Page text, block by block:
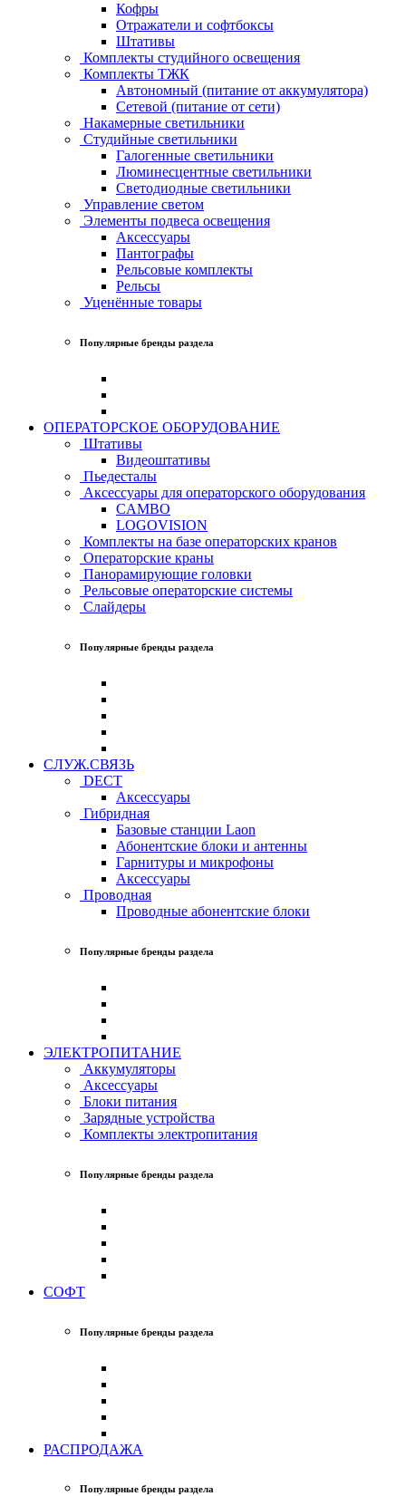
Кофры
Отражатели и софтбоксы
Штативы
Комплекты студийного освещения
Комплекты ТЖК
Автономный (питание от аккумулятора)
Сетевой (питание от сети)
Накамерные светильники
Студийные светильники
Галогенные светильники
Люминесцентные светильники
Светодиодные светильники
Управление светом
Элементы подвеса освещения
Аксессуары
Пантографы
Рельсовые комплекты
Рельсы
Уценённые товары
Популярные бренды раздела
ОПЕРАТОРСКОЕ ОБОРУДОВАНИЕ
Штативы
Видеоштативы
Пьедесталы
Аксессуары для операторского оборудования
CAMBO
LOGOVISION
Комплекты на базе операторских кранов
Операторские краны
Панорамирующие головки
Рельсовые операторские системы
Слайдеры
Популярные бренды раздела
СЛУЖ.СВЯЗЬ
DECT
Аксессуары
Гибридная
Базовые станции Laon
Абонентские блоки и антенны
Гарнитуры и микрофоны
Аксессуары
Проводная
Проводные абонентские блоки
Популярные бренды раздела
ЭЛЕКТРОПИТАНИЕ
Аккумуляторы
Аксессуары
Блоки питания
Зарядные устройства
Комплекты электропитания
Популярные бренды раздела
СОФТ
Популярные бренды раздела
РАСПРОДАЖА
Популярные бренды раздела